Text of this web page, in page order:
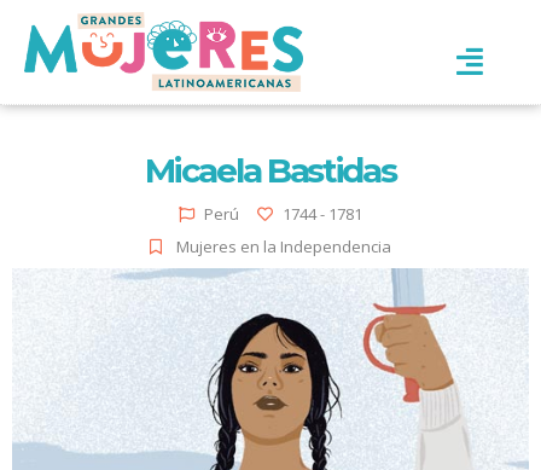
Micaela Bastidas
Perú
1744 - 1781
Mujeres en la Independencia